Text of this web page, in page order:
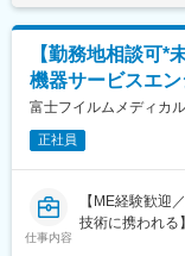
DePuy Synthes
変更の範囲：会
基本1日1件で、
です。
医師から製品の
携・ディスカッ
・手術立ち合い
・医師への製品
・医局説明会の
・顧客フォロー
・開発部門との
【勤務地相談可*
機器サービスエ
富士フイルムメディカ
正社員
仕事内容
【ME経験歓迎
技術に携われる】